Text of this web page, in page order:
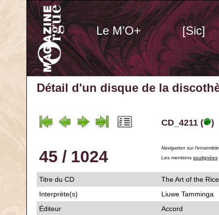
Le M’O+ [Sic]
Détail d'un disque de la
CD_4211 ( )
45 / 1024
Navigation sur
Les mentions soulignées
Titre du CD
The Art of
Interprète(s)
Liuwe Tamminga
Éditeur
Accord